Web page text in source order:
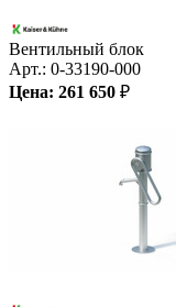
Вентильный блок
Арт.: 0-33190-000
Цена: 261 650 ₽